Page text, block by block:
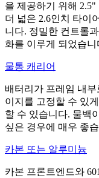
을 제공하기 위해
더 넓은 2.6인치 타이
니다. 정밀한 컨트롤
화를 이루게 되었습니
물통 캐리어
배터리가 프레임 내
이지를 고정할 수 있
할 수 있습니다. 물백
싶은 경우에 매우 좋
카본 또는 알루미늄
카본 프론트엔드와